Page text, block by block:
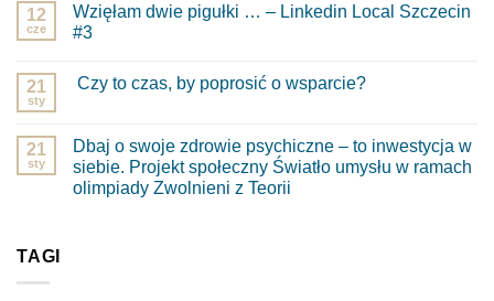
12
cze
Wzięłam dwie pigułki … – Linkedin Local Szczecin
#3
do
Wzięłam
…
–
Linkedin
Local
Szczecin
21
sty
Czy to czas, by poprosić o wsparcie?
Czy
to
czas,
by
21
sty
Dbaj o swoje zdrowie psychiczne – to inwestycja w
siebie. Projekt społeczny Światło umysłu w ramach
olimpiady Zwolnieni z Teorii
TAGI